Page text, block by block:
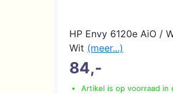
HP Envy 6120e AiO /
Wit (meer...)
84,-
Artikel is op voorraad in